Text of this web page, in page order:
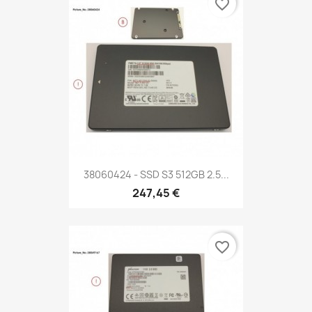
38060424 - SSD S3 512GB 2.5...
247,45 €
favorite_border
favorite_border